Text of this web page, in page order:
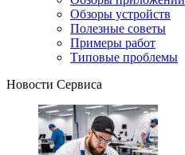
Обзоры устройств
Полезные советы
Примеры работ
Типовые проблемы
Новости Сервиса